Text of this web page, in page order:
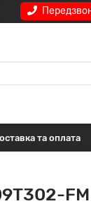
та оплата
FM